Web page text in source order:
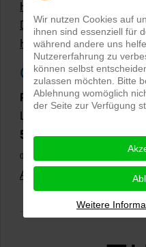
Hollow Man Fotografie |
Dateiformate und Bilder
Hollowman und
Google
PRO-ducto GmbH,
5,0⭐⭐⭐⭐⭐bei144
02.01.2026)
Alle Rezensionen
Wir nutzen Cookies auf
ihnen sind essenziell für
während andere uns
Nutzererfahrung zu
können selbst
zulassen möchten. Bitte
Ablehnung womöglich
der Seite zur Verfügung
Weitere